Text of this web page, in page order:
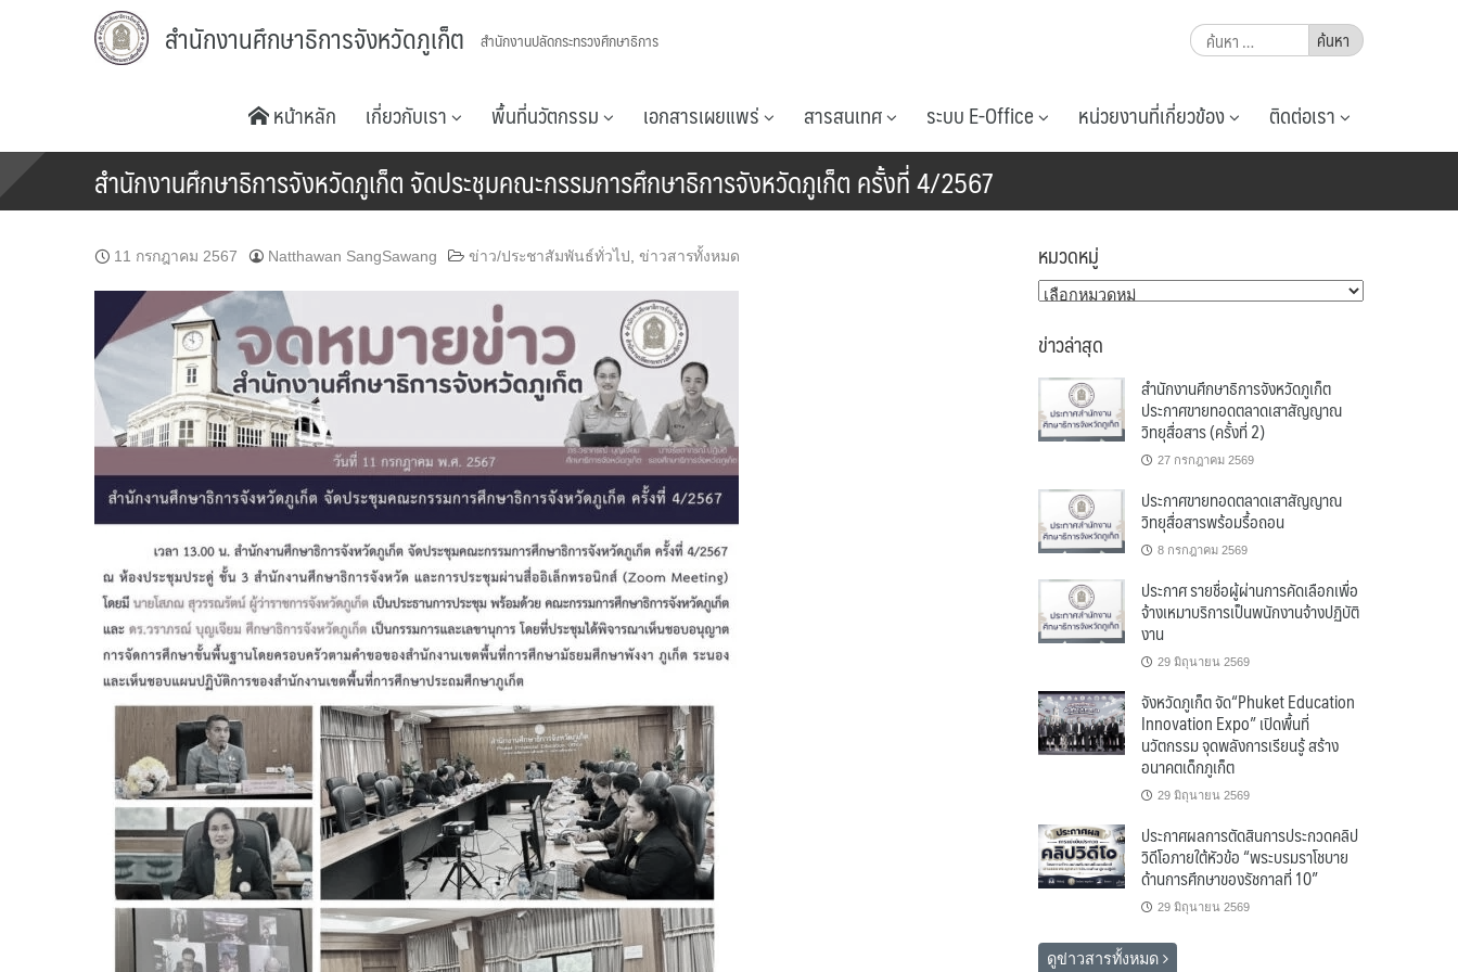
สำนักงานศึกษาธิการจังหวัดภูเก็ต สำนักงานปลัดกระทรวงศึกษาธิการ
ค้นหา
สำหรับ:
หน้าหลัก เกี่ยวกับเรา พื้นที่นวัตกรรม เอกสารเผยแพร่ สารสนเทศ ระบบ E-Office หน่วยงานที่เกี่ยวข้อง ติดต่อเรา
สำนักงานศึกษาธิการจังหวัดภูเก็ต จัดประชุมคณะกรรมการศึกษาธิการจังหวัดภูเก็ต ครั้งที่ 4/2567
11 กรกฎาคม 2567 Natthawan SangSawang ข่าว/ประชาสัมพันธ์ทั่วไป ข่าวสารทั้งหมด หมวดหมู่
หมวด
ข่าวล่าสุด
สำนักงานศึกษาธิการจังหวัดภูเก็ต
ประกาศขายทอดตลาดเสาสัญญาณ
วิทยุสื่อสาร (ครั้งที่ 2)
27 กรกฎาคม 2569
ประกาศขายทอดตลาดเสาสัญญาณ
วิทยุสื่อสารพร้อมรื้อถอน
8 กรกฎาคม 2569
ประกาศ รายชื่อผู้ผ่านการคัดเลือกเพื่อ
จ้างเหมาบริการเป็นพนักงานจ้างปฏิบัติ
งาน
29 มิถุนายน 2569
จังหวัดภูเก็ต จัด“Phuket Education
Innovation Expo” เปิดพื้นที่
นวัตกรรม จุดพลังการเรียนรู้ สร้าง
อนาคตเด็กภูเก็ต
29 มิถุนายน 2569
ประกาศผลการตัดสินการประกวดคลิป
วิดีโอภายใต้หัวข้อ “พระบรมราโชบาย
ด้านการศึกษาของรัชกาลที่ 10”
29 มิถุนายน 2569
ดูข่าวสารทั้งหมด